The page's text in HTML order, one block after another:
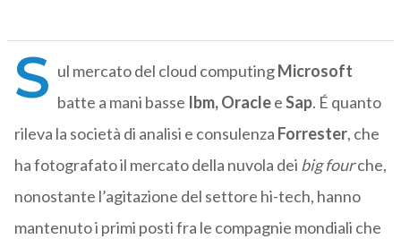
S ul mercato del cloud computingMicrosoft
batte a mani basse Ibm, OracleeSap. É quanto
rileva la società di analisi e consulenza Forrester, che
ha fotografato il mercato della nuvola dei big fourche,
nonostante l’agitazione del settore hi-tech, hanno
mantenuto i primi posti fra le compagnie mondiali che